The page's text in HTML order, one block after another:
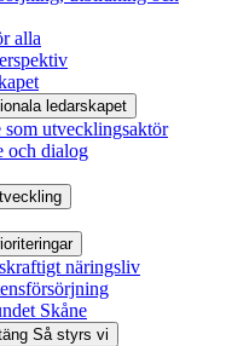
alla
ledarskapet
som utvecklingsaktör
och dialog
näringsliv
Skåne
Så styrs vi